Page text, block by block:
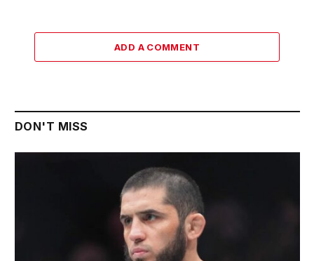
ADD A COMMENT
DON'T MISS